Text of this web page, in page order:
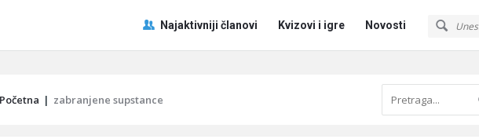
Pitaj
Učene
Navigacija
Najaktivniji članovi Kvizovi i igre Novosti
Početna | zabranjene supstance